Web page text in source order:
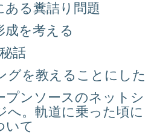
ある糞詰り問題
成を考える
話
グを教えることにした
プンソースのネットシ
へ。軌道に乗った頃に
いて